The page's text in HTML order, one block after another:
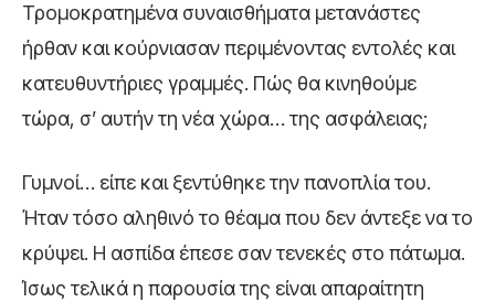
Τρομοκρατημένα συναισθήματα μετανάστες
ήρθαν και κούρνιασαν περιμένοντας εντολές και
κατευθυντήριες γραμμές. Πώς θα κινηθούμε
τώρα, σ’ αυτήν τη νέα χώρα… της ασφάλειας;
Γυμνοί… είπε και ξεντύθηκε την πανοπλία του.
Ήταν τόσο αληθινό το θέαμα που δεν άντεξε να το
κρύψει. Η ασπίδα έπεσε σαν τενεκές στο πάτωμα.
Ίσως τελικά η παρουσία της είναι απαραίτητη